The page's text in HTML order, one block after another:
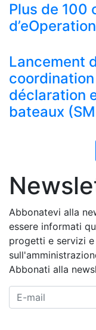
Plus de 100
Lancement
déclaration
bateaux
Abbonatevi alla
essere informati
progetti e servizi
Abbonati alla
E-Mail Adresse